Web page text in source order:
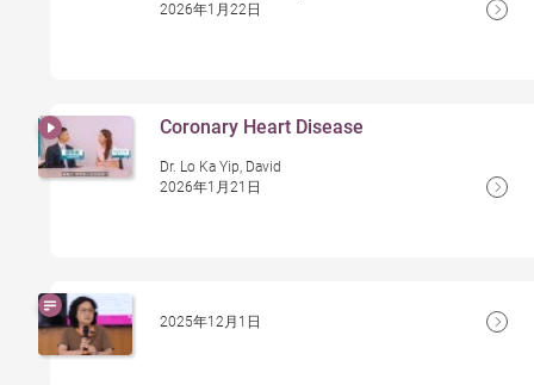
2026年1月22日
Coronary Heart Disease
Dr. Lo Ka Yip, David
2026年1月21日
2025年12月1日